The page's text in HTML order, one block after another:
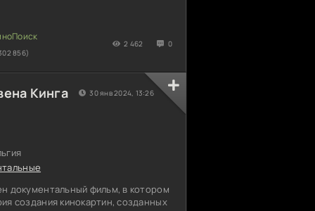
парня и способны
856)
2 462 0
Кинга
документальный фильм, в котором
создания кинокартин, созданных
30 янв 2024, 13:26